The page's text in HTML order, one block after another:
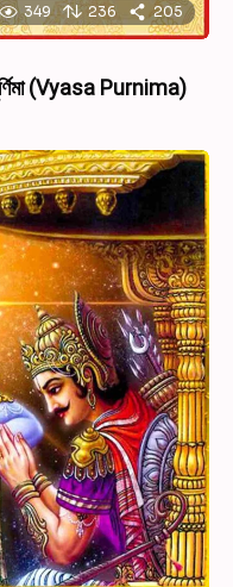
349 236 205
(Vyasa Purnima)